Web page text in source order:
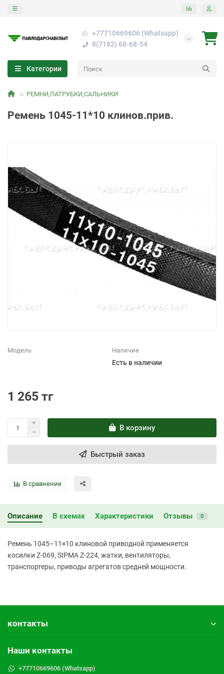
+77710669606 (Whatsapp)
8(7182) 68-68-54
Категории
РЕМНИ,ПАТРУБКИ,САЛЬНИКИ
Ремень 1045-11*10 клинов.прив.
Модель Наличие
Есть в наличии
1 265 тг
В корзину
Быстрый заказ
В сравнение
Описание В схемах Характеристики Отзывы 0
Ремень 1045–11×10 клиновой приводной применяется
косилки Z-069, SIPMA Z-224, жатки, вентиляторы,
транспортеры, приводы агрегатов средней мощности.
контакты
Наши контакты
+77710669606 (Whatsapp)